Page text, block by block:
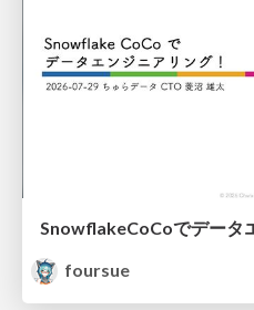
SnowflakeCoCoでデータ
foursue